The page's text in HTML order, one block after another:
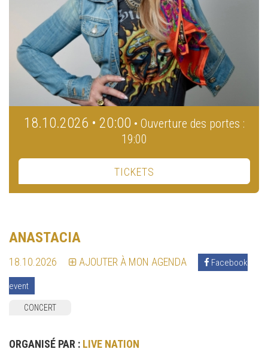
18.10.2026 • 20:00 • Ouverture des portes :
19:00
TICKETS
ANASTACIA
18.10.2026 AJOUTER À MON AGENDA Facebook
event
CONCERT
ORGANISÉ PAR : LIVE NATION